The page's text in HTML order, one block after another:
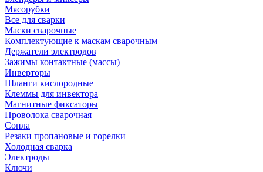
Мясорубки
Все для сварки
Маски сварочные
Комплектующие к маскам сварочным
Держатели электродов
Зажимы контактные (массы)
Инверторы
Шланги кислородные
Клеммы для инвектора
Магнитные фиксаторы
Проволока сварочная
Сопла
Резаки пропановые и горелки
Холодная сварка
Электроды
Ключи